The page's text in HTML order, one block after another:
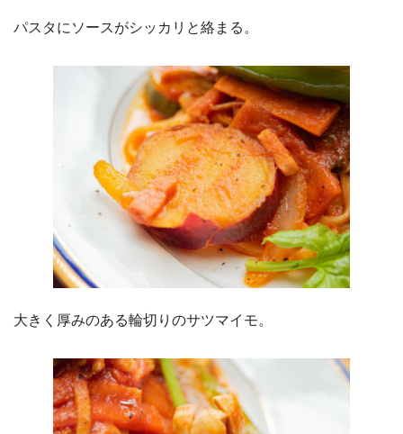
パスタにソースがシッカリと絡まる。
大きく厚みのある輪切りのサツマイモ。